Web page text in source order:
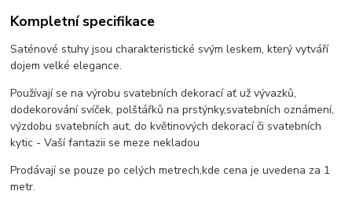
Kompletní specifikace
Saténové stuhy jsou charakteristické svým leskem, který vytváří
dojem velké elegance.
Používají se na výrobu svatebních dekorací ať už vývazků,
dodekorování svíček, polštářků na prstýnky,svatebních oznámení,
výzdobu svatebních aut, do květinových dekorací či svatebních
kytic - Vaší fantazii se meze nekladou
Prodávají se pouze po celých metrech,kde cena je uvedena za 1
metr.